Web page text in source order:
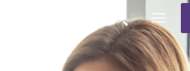
Buscar
Menú
Burger